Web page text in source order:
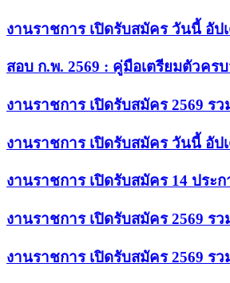
งานราชการ เปิดรับสมัคร วันนี้ อัป
สอบ ก.พ. 2569 : คู่มือเตรียมตัวคร
งานราชการ เปิดรับสมัคร 2569
งานราชการ เปิดรับสมัคร วันนี้ อัป
งานราชการ เปิดรับสมัคร 14 ประก
งานราชการ เปิดรับสมัคร 2569 ร
งานราชการ เปิดรับสมัคร 2569 ร